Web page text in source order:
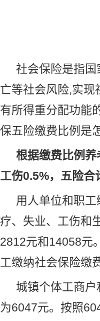
社会保险是指
亡等社会风险,实现
有所得重分配功能
保五险缴费比例是
根据缴费比例
工伤0.5%，五险合
用人单位和职
疗、失业、工伤和
2812元和14058元
工缴纳社会保险缴
城镇个体工商
为6047元。按照